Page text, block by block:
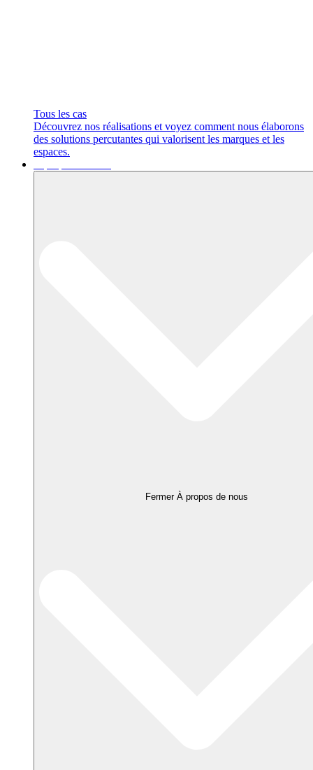
Tous les cas
Découvrez nos réalisations et voyez comment nous élaborons
des solutions percutantes qui valorisent les marques et les
espaces.
Fermer À propos de nous